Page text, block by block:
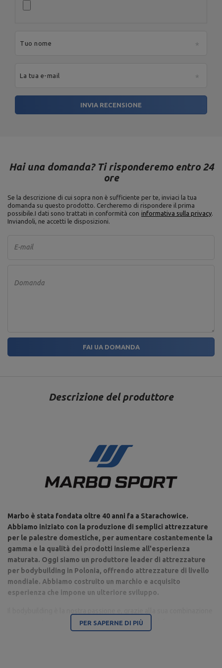
Tuo nome
La tua e-mail
INVIA RECENSIONE
Hai una domanda? Ti risponderemo entro 24
ore
Se la descrizione di cui sopra non è sufficiente per te, inviaci la tua
domanda su questo prodotto. Cercheremo di rispondere il prima
possibile.I dati sono trattati in conformità con informativa sulla privacy.
Inviandoli, ne accetti le disposizioni.
E-mail
Domanda
FAI UA DOMANDA
Descrizione del produttore
Marbo è stata fondata oltre 40 anni fa a Starachowice.
Abbiamo iniziato con la produzione di semplici attrezzature
per le palestre domestiche, per aumentare costantemente la
gamma e la qualità dei prodotti insieme all'esperienza
maturata. Oggi siamo un produttore leader di attrezzature
per bodybuilding in Polonia, offrendo attrezzature di livello
mondiale. Abbiamo costruito un marchio e acquisito
esperienza che impone un ulteriore sviluppo.
con un moderno parco macchine, siamo in grado di fornire
attrezzature di altissima qualità, realizzate con attenzione ai
PER SAPERNE DI PIÙ